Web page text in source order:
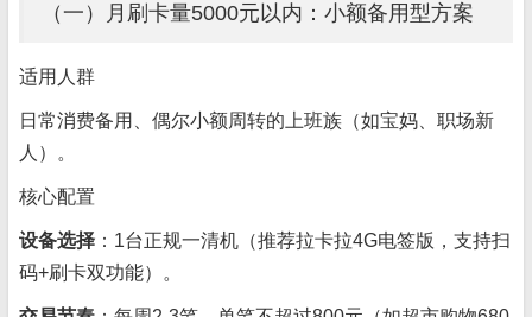
（一）月刷卡量5000元以内：小额备用型方案
适用人群
日常消费备用、偶尔小额周转的上班族（如宝妈、职场新
人）。
核心配置
设备选择 ：1台正规一清机（推荐拉卡拉4G电签版，支持扫
码+刷卡双功能）。